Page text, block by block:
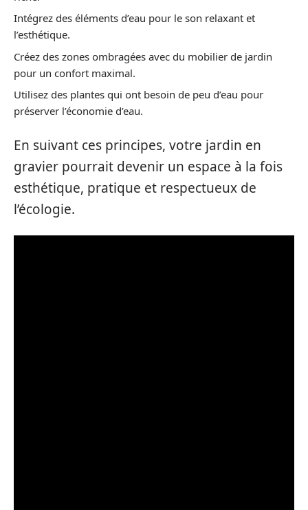
Intégrez des éléments d’eau pour le son relaxant et
l’esthétique.
Créez des zones ombragées avec du mobilier de jardin
pour un confort maximal.
Utilisez des plantes qui ont besoin de peu d’eau pour
préserver l’économie d’eau.
En suivant ces principes, votre jardin en
gravier pourrait devenir un espace à la fois
esthétique, pratique et respectueux de
l’écologie.